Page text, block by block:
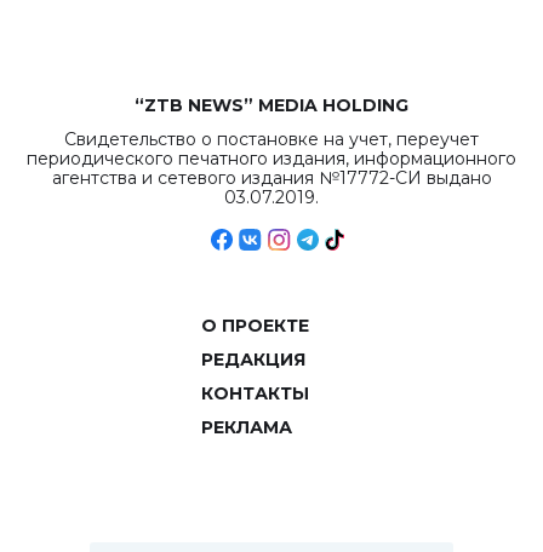
“ZTB NEWS” MEDIA HOLDING
Свидетельство о постановке на учет, переучет
периодического печатного издания, информационного
агентства и сетевого издания №17772-СИ выдано
03.07.2019.
О ПРОЕКТЕ
РЕДАКЦИЯ
КОНТАКТЫ
РЕКЛАМА